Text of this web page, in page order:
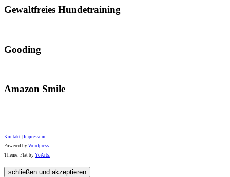
Gewaltfreies Hundetraining
Gooding
Amazon Smile
Kontakt Impressum
Powered by Wordpress
Theme: Flat by YoArts.